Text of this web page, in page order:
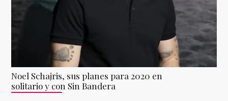
Noel Schajris, sus planes para 2020 en
solitario y con Sin Bandera